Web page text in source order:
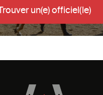
un(e) officiel(le)